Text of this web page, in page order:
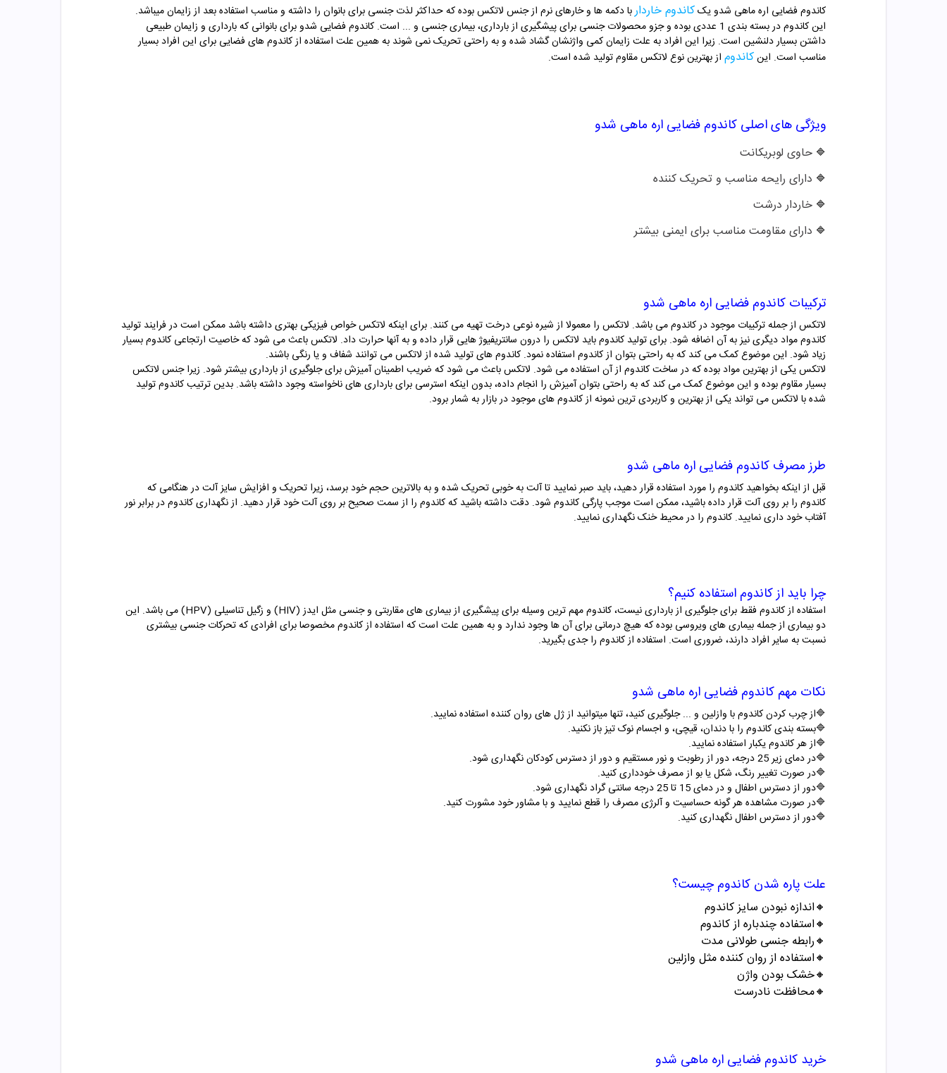
کاندوم فضایی اره ماهی شدو یککاندوم خارداربا دکمه ها و خارهای نرم از جنس لاتکس بوده که حداکثر لذت جنسی برای بانوان را داشته و مناسب استفاده بعد از زایمان میباشد.
این کاندوم در بسته بندی 1 عددی بوده و جزو محصولات جنسی برای پیشگیری از بارداری، بیماری جنسی و ... است. کاندوم فضایی شدو برای بانوانی که بارداری و زایمان طبیعی
داشتن بسیار دلنشین است. زیرا این افراد به علت زایمان کمی واژنشان گشاد شده و به راحتی تحریک نمی شوند به همین علت استفاده از کاندوم های فضایی برای این افراد بسیار
مناسب است. اینکاندوم از بهترین نوع لاتکس مقاوم تولید شده است.
ویژگی های اصلی کاندوم فضایی اره ماهی شدو
🔷 حاوی لوبریکانت
🔷 دارای رایحه مناسب و تحریک کننده
🔷 خاردار درشت
🔷 دارای مقاومت مناسب برای ایمنی بیشتر
ترکیبات کاندوم فضایی اره ماهی شدو
لاتکس از جمله ترکیبات موجود در کاندوم می باشد. لاتکس را معمولا از شیره نوعی درخت تهیه می کنند. برای اینکه لاتکس خواص فیزیکی بهتری داشته باشد ممکن است در فرایند تولید
کاندوم مواد دیگری نیز به آن اضافه شود. برای تولید کاندوم باید لاتکس را درون سانتریفیوژ هایی قرار داده و به آنها حرارت داد. لاتکس باعث می شود که خاصیت ارتجاعی کاندوم بسیار
زیاد شود. این موضوع کمک می کند که به راحتی بتوان از کاندوم استفاده نمود. کاندوم های تولید شده از لاتکس می توانند شفاف و یا رنگی باشند.
لاتکس یکی از بهترین مواد بوده که در ساخت کاندوم از آن استفاده می شود. لاتکس باعث می شود که ضریب اطمینان آمیزش برای جلوگیری از بارداری بیشتر شود. زیرا جنس لاتکس
بسیار مقاوم بوده و این موضوع کمک می کند که به راحتی بتوان آمیزش را انجام داده، بدون اینکه استرسی برای بارداری های ناخواسته وجود داشته باشد. بدین ترتیب کاندومتولید
شده با لاتکس می تواند یکی از بهترین و کاربردی ترین نمونه از کاندوم های موجود در بازار به شمار برود.
طرز مصرف کاندوم فضایی اره ماهی شدو
قبل از اینکه بخواهید کاندوم را مورد استفاده قرار دهید، باید صبر نمایید تا آلت به خوبی تحریک شده و به بالاترین حجم خود برسد، زیرا تحریک و افزایش سایز آلت در هنگامی که
کاندوم را بر روی آلت قرار داده باشید، ممکن است موجب پارگی کاندوم شود. دقت داشته باشید که کاندوم را از سمت صحیح بر روی آلت خود قرار دهید. از نگهداری کاندوم در برابر نور
آفتاب خود داری نمایید. کاندوم را در محیط خنک نگهداری نمایید.
چرا باید ازکاندوم استفاده کنیم؟
استفاده از کاندوم فقط برای جلوگیری از بارداری نیست، کاندوم مهم ترین وسیله برای پیشگیری از بیماری های مقاربتی و جنسی مثل ایدز (HIV) و زگیل تناسیلی (HPV) می باشد. این
دو بیماری از جمله بیماری های ویروسی بوده که هیچ درمانی برای آن ها وجود ندارد و به همین علت است که استفاده از کاندوم مخصوصا برای افرادی که تحرکات جنسی بیشتری
نسبت به سایر افراد دارند، ضروری است. استفاده از کاندوم را جدی بگیرید.
نکات مهم کاندوم فضایی اره ماهی شدو
🔷از چرب کردن کاندوم با وازلین و ... جلوگیری کنید، تنها میتوانید از ژل های روان کننده استفاده نمایید.
🔷بسته بندی کاندوم را با دندان، قیچی، و اجسام نوک تیز باز نکنید.
🔷از هر کاندوم یکبار استفاده نمایید.
🔷در دمای زیر 25 درجه، دور از رطوبت و نور مستقیم و دور از دسترس کودکان نگهداری شود.
🔷در صورت تغییر رنگ، شکل یا بو از مصرف خودداری کنید.
🔷دور از دسترس اطفال و در دمای 15 تا 25 درجه سانتی گراد نگهداری شود.
🔷در صورت مشاهده هر گونه حساسیت و آلرژی مصرف را قطع نمایید و با مشاور خود مشورت کنید.
🔷دور از دسترس اطفال نگهداری کنید.
علت پاره شدن کاندوم چیست؟
🔸اندازه نبودن سایز کاندوم
🔸استفاده چندباره از کاندوم
🔸رابطه جنسی طولانی مدت
🔸استفاده از روان کننده مثل وازلین
🔸خشک بودن واژن
🔸محافظت نادرست
خرید کاندوم فضایی اره ماهی شدو